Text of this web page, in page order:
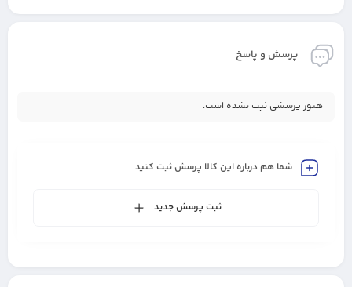
پرسش و پاسخ
هنوز پرسشی ثبت نشده است.
شما هم درباره این کالا پرسش ثبت کنید
ثبت پرسش جدید